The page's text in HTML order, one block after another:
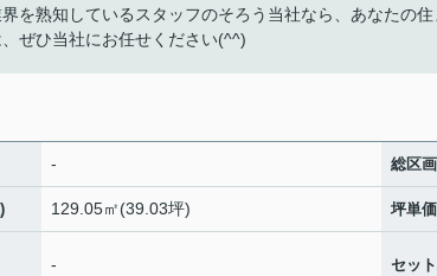
を熟知しているスタッフのそろう当社なら、あなたの
、ぜひ当社にお任せください(^^)
- 総区
129.05㎡(39.03坪) 坪単価
- セッ